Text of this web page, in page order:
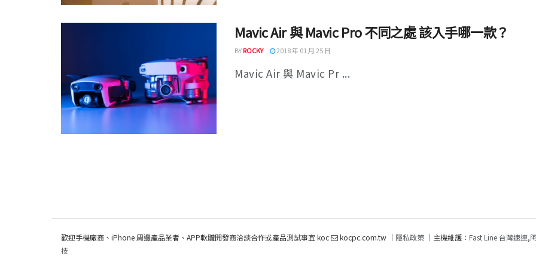
Mavic Air 與 Mavic Pro 不同之處 該入手哪一款？
BYROCKY 2018 年 01 月 25 日
Mavic Air 與 Mavic Pr ...
歡迎手機廠商、iPhone 周邊產品業者、APP軟體開發商洽談合作或產品測試事宜 koc kocpc.com.tw ｜ 隱私政策 ｜主機維護： Fast Line 台灣速連,
技